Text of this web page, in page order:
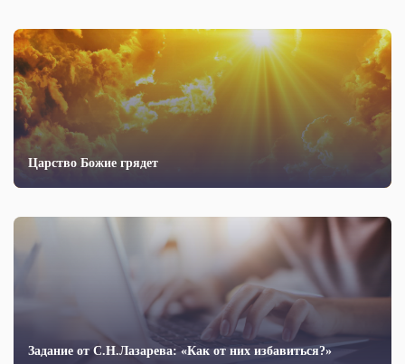
Царство Божие грядет
Задание от С.Н.Лазарева: «Как от них избавиться?»